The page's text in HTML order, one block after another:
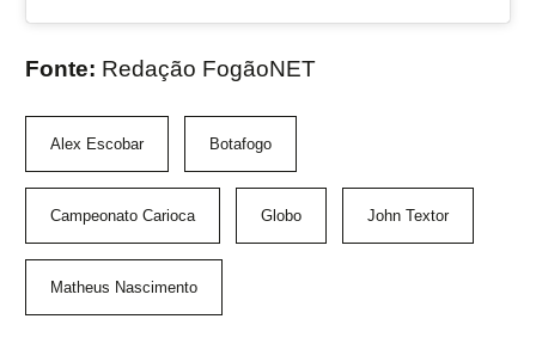
Fonte: Redação FogãoNET
Alex Escobar Botafogo
Campeonato Carioca Globo John Textor
Matheus Nascimento